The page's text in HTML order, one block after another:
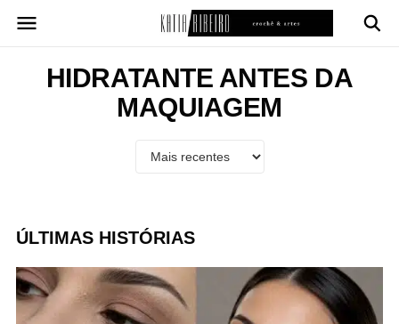
para
conteúdoHIDRATANTE ANTES DA
MAQUIAGEM
ÚLTIMAS HISTÓRIAS